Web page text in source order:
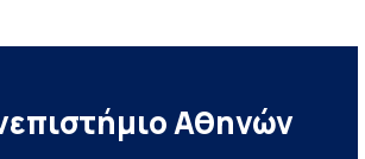
Αθηνών